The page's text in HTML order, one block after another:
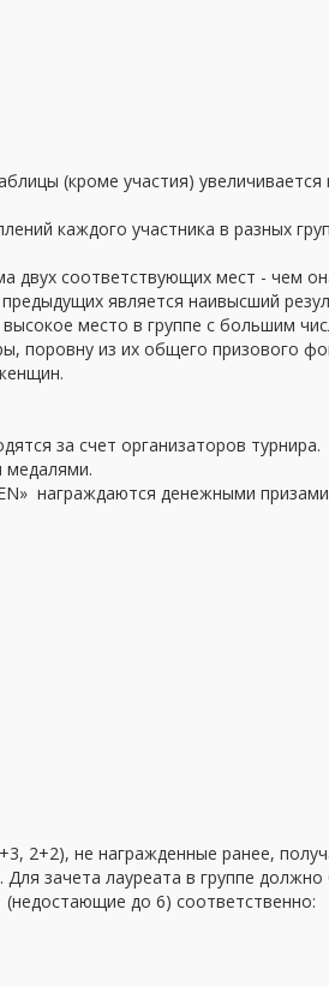
(кроме участия) увеличивается
каждого участника в разных
двух соответствующих мест - чем
является наивысший
место в группе с большим
поровну из их общего призового
за счет организаторов турнира.
медалями.
награждаются денежными
2+2), не награжденные ранее,
зачета лауреата в группе
(недостающие до 6) соответственно: